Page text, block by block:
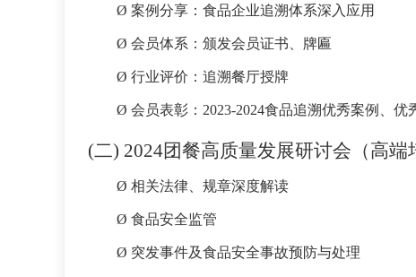
Ø 案例分享：食品企业追溯体系深入应用
Ø 会员体系：颁发会员证书、牌匾
Ø 行业评价：追溯餐厅授牌
Ø 会员表彰：2023-2024食品追溯优秀案例、
(二) 2024团餐高质量发展研讨会（高
Ø 相关法律、规章深度解读
Ø 食品安全监管
Ø 突发事件及食品安全事故预防与处理